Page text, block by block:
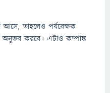
আসে, তাহলেও পর্যবেক্ষক
অনুভব করবে। এটাও কম্পাঙ্ক